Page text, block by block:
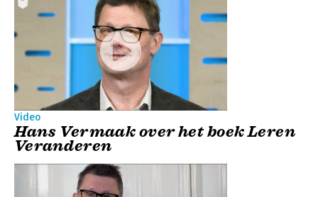
Video
Hans Vermaak over het boek Leren
Veranderen